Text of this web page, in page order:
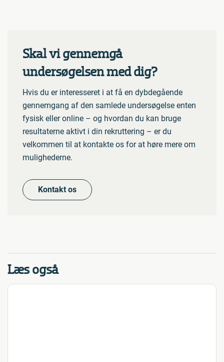
Skal vi gennemgå
undersøgelsen med dig?
Hvis du er interesseret i at få en dybdegående
gennemgang af den samlede undersøgelse enten
fysisk eller online – og hvordan du kan bruge
resultaterne aktivt i din rekruttering – er du
velkommen til at kontakte os for at høre mere om
mulighederne.
Kontakt os
Læs også